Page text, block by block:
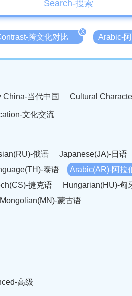
跨文化对比
X
Arabic-
China-当代中国 Cultural
文化交流
俄语 Japanese(JA)-日语
泰语 Arabic(AR)-阿拉
捷克语 Hungarian(HU)-匈
Mongolian(MN)-蒙古语
高级